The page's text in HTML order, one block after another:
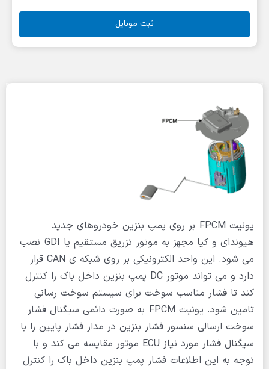
یونیت FPCM بر روی پمپ بنزین خودروهای جدید
هیوندای و کیا مجهز به موتور تزریق مستقیم یا GDI نصب
می شود. این واحد الکترونیکی بر روی شبکه ی CAN قرار
دارد و می تواند موتور DC پمپ بنزین داخل باک را کنترل
کند تا فشار مناسب سوخت برای سیستم سوخت رسانی
تامین شود. یونیت FPCM به صورت دائمی سیگنال فشار
سوخت ارسالی سنسور فشار بنزین در مدار فشار پایین را با
سیگنال فشار مورد نیاز ECU موتور مقایسه می کند و با
توجه به این اطلاعات فشار پمپ بنزین داخل باک را کنترل
ثبت موبایل